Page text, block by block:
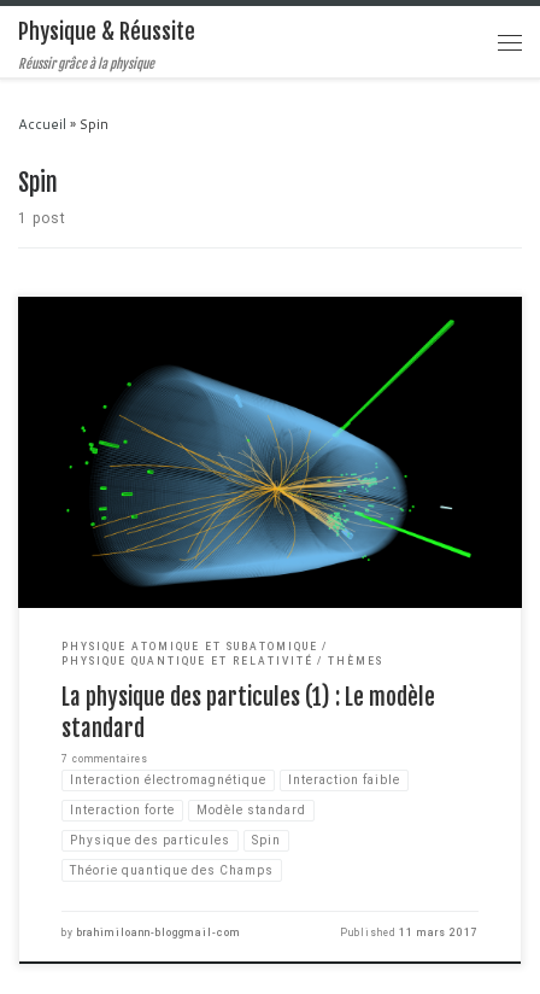
Physique & Réussite
Réussir grâce à la physique
Accueil » Spin
Spin
1 post
Enfin un article de physique des particules ! Depuis le temps que je voulais
vous en faire un
Cet article est le premier d'une série de trois articles
portant sur la physique des particules. Enfaite, l'objectif, en plus de vous
initier à la physique du modèle standard est de […]
PHYSIQUE ATOMIQUE ET SUBATOMIQUE
PHYSIQUE QUANTIQUE ET RELATIVITÉ
THÈMES
La physique des particules (1) : Le modèle
standard
7 commentaires
Interaction électromagnétique Interaction faible
Interaction forte Modèle standard
Physique des particules Spin
Théorie quantique des Champs
by brahimiloann-bloggmail-com Published11 mars 2017